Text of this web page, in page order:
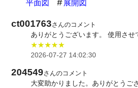
平面図
展開図
ct001763さんのコメント
ありがとうございます。 使用させ
★★★★★
2026-07-27 14:02:30
204549さんのコメント
大変助かりました。ありがとうご